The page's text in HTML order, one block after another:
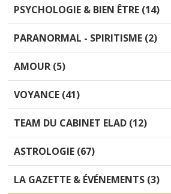
PSYCHOLOGIE & BIEN ÊTRE (14)
PARANORMAL - SPIRITISME (2)
AMOUR (5)
VOYANCE (41)
TEAM DU CABINET ELAD (12)
ASTROLOGIE (67)
LA GAZETTE & ÉVÉNEMENTS (3)